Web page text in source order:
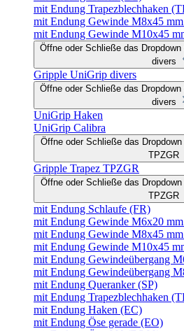
mit Endung Trapezblechhaken
mit Endung Gewinde M8x45
mit Endung Gewinde M10x45
Öffne oder Schließe das
divers
Gripple UniGrip divers
Öffne oder Schließe das
divers
UniGrip Haken
UniGrip Calibra
Öffne oder Schließe das
TPZGR
Gripple Trapez TPZGR
Öffne oder Schließe das
TPZGR
mit Endung Schlaufe (FR)
mit Endung Gewinde M6x20
mit Endung Gewinde M8x45
mit Endung Gewinde M10x45
mit Endung Gewindeübergang
mit Endung Gewindeübergang
mit Endung Queranker (SP)
mit Endung Trapezblechhaken
mit Endung Haken (EC)
mit Endung Öse gerade (EO)